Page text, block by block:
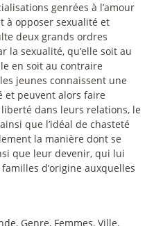
genrées à l’amour
à opposer sexualité et
deux grands ordres
la sexualité, qu’elle soit au
en soit au contraire
jeunes connaissent une
et peuvent alors faire
liberté dans leurs relations, le
que l’idéal de chasteté
la manière dont se
que leur devenir, qui lui
d’origine auxquelles
Genre, Femmes, Ville,